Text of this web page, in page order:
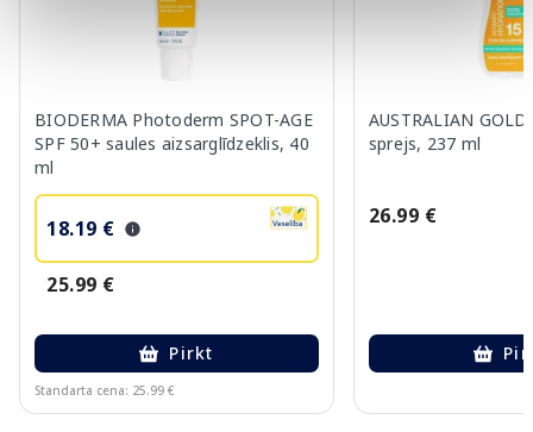
BIODERMA Photoderm SPOT-AGE
SPF 50+ saules aizsarglīdzeklis, 40
ml
18.19 €
25.99 €
Pirkt
Standarta cena: 25.99 €
AUSTRALIAN GOLD
sprejs, 237 ml
26.99 €